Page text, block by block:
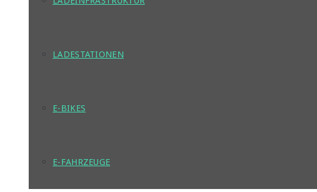
LADESTATIONEN
E-BIKES
E-FAHRZEUGE